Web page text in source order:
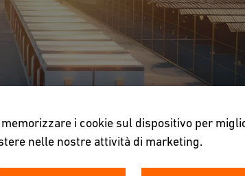
i cookie sul dispositivo per
nelle nostre attività di marketing.